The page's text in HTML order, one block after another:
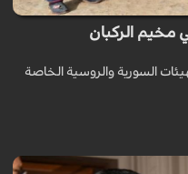
مخيم الركبان
السورية والروسية الخاصة